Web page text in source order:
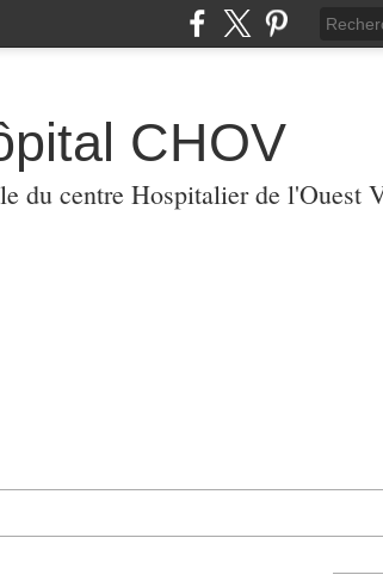
CHOV
du centre Hospitalier de l'Ouest